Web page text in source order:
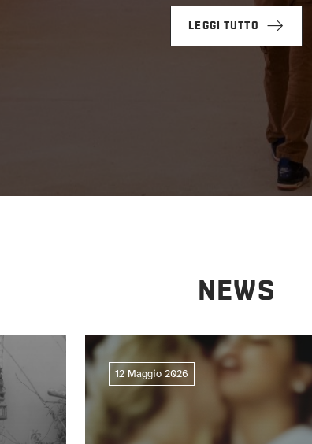
LEGGI TUTTO
NEWS
12 Maggio 2026